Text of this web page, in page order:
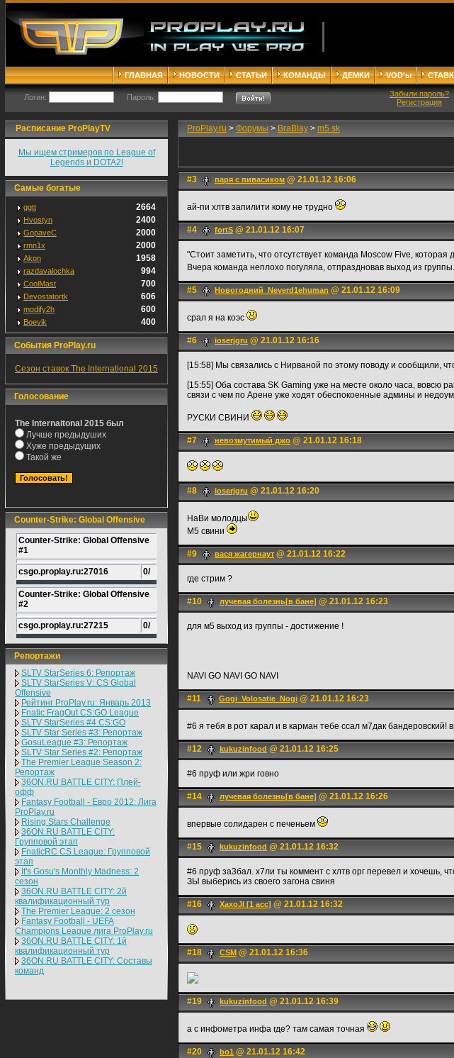
ГЛАВНАЯ НОВОСТИ СТАТЬИ КОМАНДЫ ДЕМКИ VOD'ы
Логин: Пароль:
Забыли пароль?
Регистрация
Расписание ProPlayTV
Мы ищем стримеров по League of
Legends и DOTA2!
Самые богатые
ggtt 2664
Hvostyn 2400
GopaveC 2000
rmn1x 2000
Akon 1958
razdavalochka 994
CoolMast 700
Devostatortk 606
modify2h 600
Boevik 400
События ProPlay.ru
Сезон ставок The International 2015
Голосование
The Internaitonal 2015 был
Лучше предыдуших
Хуже предыдущих
Такой же
Counter-Strike: Global Offensive
Counter-Strike: Global Offensive
#1
csgo.proplay.ru:27016 0/
Counter-Strike: Global Offensive
#2
csgo.proplay.ru:27215 0/
Репортажи
SLTV StarSeries 6: Репортаж
SLTV StarSeries V: CS Global
Offensive
Рейтинг ProPlay.ru: Январь 2013
Fnatic FragOut CS:GO League
SLTV StarSeries #4 CS:GO
SLTV Star Series #3: Репортаж
GosuLeague #3: Репортаж
SLTV Star Series #2: Репортаж
The Premier League Season 2:
Репортаж
36ON.RU BATTLE CITY: Плей-
офф
Fantasy Football - Евро 2012: Лига
ProPlay.ru
Rising Stars Challenge
36ON.RU BATTLE CITY:
Групповой этап
FnaticRC CS League: Групповой
этап
It's Gosu's Monthly Madness: 2
сезон
36ON.RU BATTLE CITY: 2й
квалификационный тур
The Premier League: 2 cезон
Fantasy Football - UEFA
Champions League лига ProPlay.ru
36ON.RU BATTLE CITY: 1й
квалификационный тур
36ON.RU BATTLE CITY: Составы
команд
ProPlay.ru > Форумы > BraBlay > m5 sk
#3 паря с пивасиком @ 21.01.12 16:06
ай-пи хлтв запилити кому не трудно
#4 fortS @ 21.01.12 16:07
"Стоит заметить, что отсутствует команда Moscow Five,
Вчера команда неплохо погуляла, отпраздновав выход из
#5 Новогодний_Neverd1ehumаn @ 21.01.12 16:09
срал я на коэс
#6 ioserjgru @ 21.01.12 16:16
[15:58] Мы связались с Нирваной по этому поводу и сообщили,
[15:55] Оба состава SK Gaming уже на месте около часа, вовсю
связи с чем по Арене уже ходят обеспокоенные админы и
РУСКИ СВИНИ
#7 невозмутимый джо @ 21.01.12 16:18
#8 ioserjgru @ 21.01.12 16:20
НаВи молодцы
М5 свини
#9 вася жагернаут @ 21.01.12 16:22
где стрим ?
#10 лучевая болезнь[в бане] @ 21.01.12 16:23
для м5 выход из группы - достижение !
NAVI GO NAVI GO NAVI
#11 Gogi_Volosatie_Nogi @ 21.01.12 16:23
#6 я тебя в рот карал и в карман тебе ссал м7дак бандеровский!
#12 kukuzinfood @ 21.01.12 16:25
#6 пруф или жри говно
#14 лучевая болезнь[в бане] @ 21.01.12 16:26
впервые солидарен с печеньем
#15 kukuzinfood @ 21.01.12 16:32
#6 пруф за3бал. х7ли ты коммент с хлтв орг перевел и хочешь,
ЗЫ выберись из своего загона свиня
#16 XaxoJl [1 acc] @ 21.01.12 16:32
#18 CSM @ 21.01.12 16:36
#19 kukuzinfood @ 21.01.12 16:39
а с инфометра инфа где? там самая точная
#20 bo1 @ 21.01.12 16:42